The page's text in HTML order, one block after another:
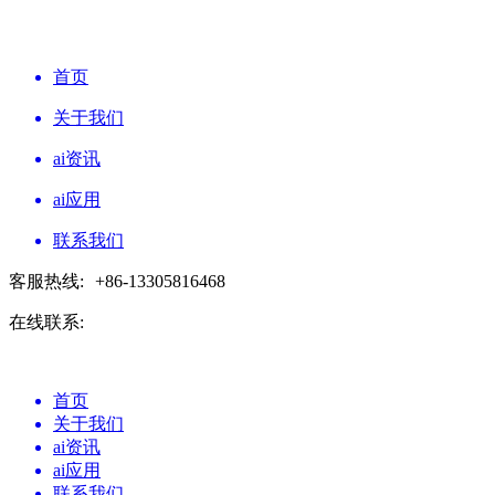
首页
关于我们
ai资讯
ai应用
联系我们
客服热线: +86-13305816468
在线联系:
首页
关于我们
ai资讯
ai应用